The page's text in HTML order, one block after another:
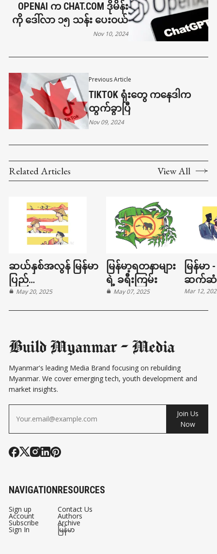
Previous Article
TIKTOK ရုံးတွေ ကနေဒါက
ထွက်ခွာပြီ
Nov 09, 2024
OPENAI က CHAT.COM ဒိုမိန်း
ကို ဒေါ်လာ ၁၅ သန်း ပေးဝယ်
Nov 10, 2024
Related Articles View All
ဆယ်နှစ်အလွန် မြန်မာ
ပြည်
အသက်မွေးဝမ်းကျောင်း
May 20, 2025
မြန်မာ့ရတနာများ
ရဲ့ ခရီးကြမ်း
May 07, 2025
မြန်မာ
ဆက်ဆံ
အတိတ်၊
Mar 12,
Build Myanmar - Media
Myanmar's leading Media Brand focusing on rebuilding
Myanmar. We cover emerging tech, youth development and
market insights.
Join Us
Now
NAVIGATION
Sign up
Account
Subscribe
Sign In
RESOURCES
Contact Us
Authors
Archive
မြန်မာ